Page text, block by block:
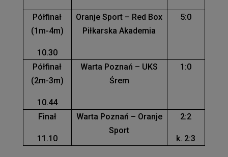
Półfinał
(1m-4m)
10.30
Oranje Sport – Red Box
Piłkarska Akademia
5:0
Półfinał
(2m-3m)
10.44
Warta Poznań – UKS
Śrem
1:0
Finał
11.10
Warta Poznań – Oranje
Sport
2:2
k. 2:3